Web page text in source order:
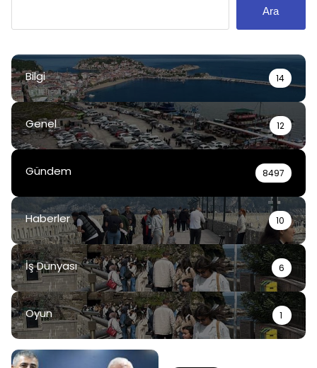
Ara
Bilgi 14
Genel 12
Gündem 8497
Haberler 10
İş Dünyası 6
Oyun 1